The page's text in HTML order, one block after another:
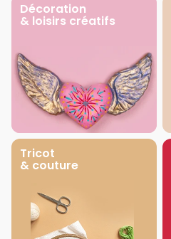
Décoration
& loisirs créatifs
Tricot
& couture